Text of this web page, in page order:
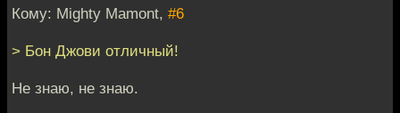
Кому: Mighty Mamont, #6
> Бон Джови отличный!
Не знаю, не знаю.